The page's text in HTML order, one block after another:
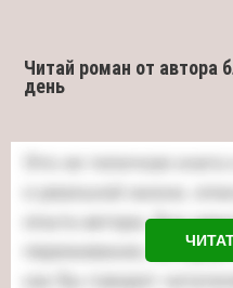
Читай роман от
день